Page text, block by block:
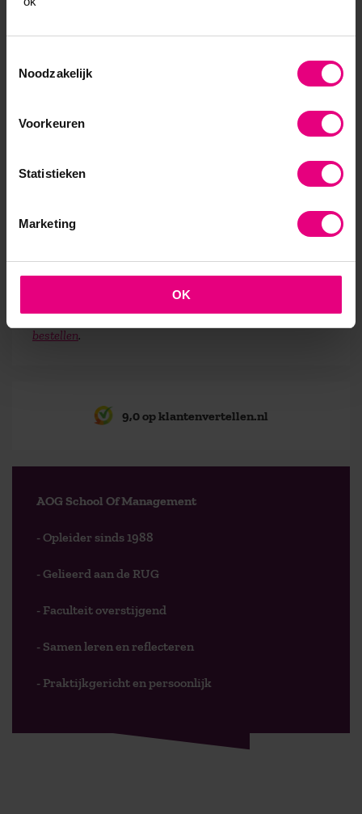
Noodzakelijk
Voorkeuren
Statistieken
Marketing
OK
maar wat de geïnterviewden met elkaar gemeen
genomen. Zij kozen ervoor hun dromen te realiseren,
Williamson zegt:
‘Zij maken zich niet klein om anderen
Dit blog is een bijdrage van Dominique Haijtema,
ManagementTeam. Tevens is Dominique Haijtema
docent bij AOG School of Management in de leergang
Talent en Organisatieontwikkelingen de opleiding
Bedrijfskunde en Leiderschap.
Klik hier om het boek ‘Leiderschap is een keuze’ te
bestellen.
9,0 op klantenvertellen.nl
AOG School Of Management
- Opleider sinds 1988
- Gelieerd aan de RUG
- Faculteit overstijgend
- Samen leren en reflecteren
- Praktijkgericht en persoonlijk